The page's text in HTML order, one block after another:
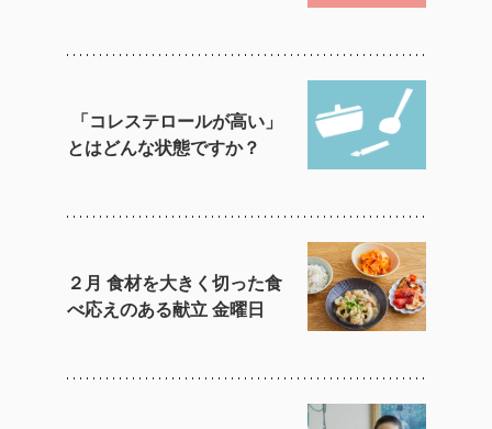
「コレステロールが高い」
とはどんな状態ですか？
２月 食材を大きく切った食
べ応えのある献立 金曜日